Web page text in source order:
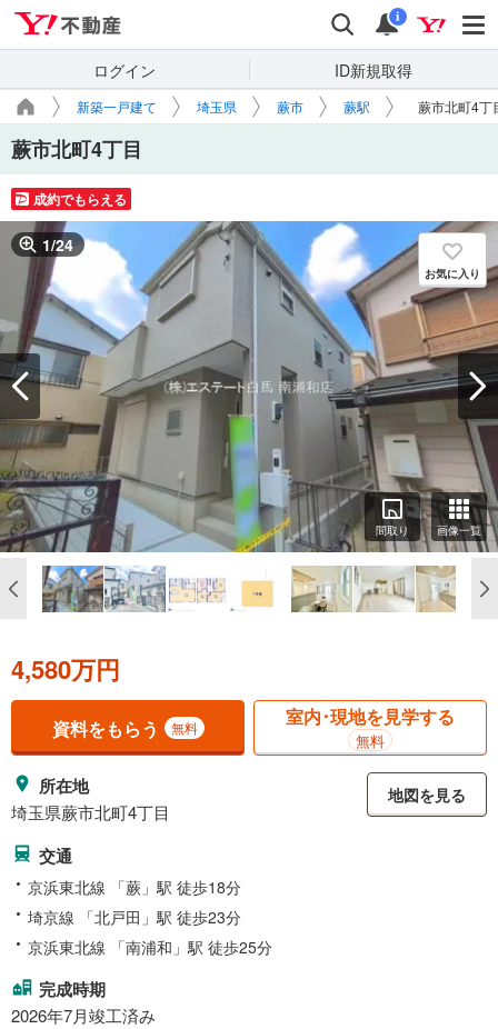
検索 通知
i
ログイン ID新規取得
新築一戸建て 埼玉県 蕨市 蕨駅 蕨市北町4丁
蕨市北町4丁目
成約でもらえる
1/24
お気に入り
間取り 画像一覧
4,580万円
資料をもらう 無料 室内･現地を見学する
無料
所在地
埼玉県蕨市北町4丁目
地図を見る
交通
京浜東北線 「蕨」駅 徒歩18分
埼京線 「北戸田」駅 徒歩23分
京浜東北線 「南浦和」駅 徒歩25分
完成時期
2026年7月竣工済み